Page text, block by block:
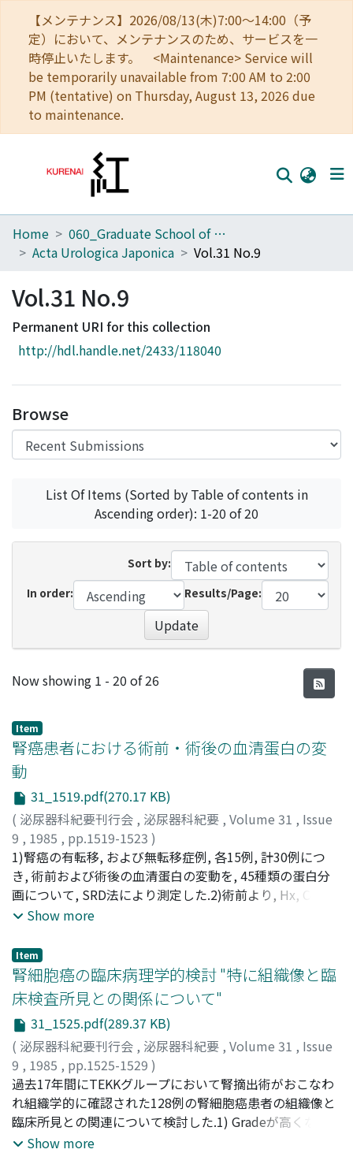
【メンテナンス】2026/08/13(木)7:00～14:00（予
定）において、メンテナンスのため、サービスを一
時停止いたします。 <Maintenance> Service will
be temporarily unavailable from 7:00 AM to 2:00
PM (tentative) on Thursday, August 13, 2026 due
to maintenance.
Home
Browse
Download Ranking
Access Statistics
Home
060_Graduate School of Medicine
Acta Urologica Japonica
Vol.31 No.9
Vol.31 No.9
Permanent URI for this collection
http://hdl.handle.net/2433/118040
Browse
List Of Items (Sorted by Table of contents in
Ascending order): 1-20 of 20
Sort by:
In order:
Results/Page:
Update
Recent Submissions
Now showing 1 - 20 of 26
Item
腎癌患者における術前・術後の血清蛋白の変
動
31_1519.pdf(270.17 KB)
( 泌尿器科紀要刊行会 , 泌尿器科紀要 , Volume 31 , Issue
9 , 1985 , pp.1519-1523 )
久住, 治男;中嶋, 和喜;西野, 昭夫;三崎, 俊光 ;右田, 俊介
HISAZUMI, Haruo;NAKAJIMA, Kazuyoshi;NISHINO,
Akio;MISAKI, Toshimitsu;MIGITA, Shunsuke
1)腎癌の有転移, および無転移症例, 各15例, 計30例につ
き, 術前および術後の血清蛋白の変動を, 45種類の蛋白分
画について, SRD法により測定した.2)術前より, Hx, C4,
C3, Znα2, ClsIの高値を示す症例には, 術後, 高率に遠隔転
α1X, α2HS, Hp, Cp, C9, C5, β2III, C3PAの高値が認められ
た.4)有転移症例では, 術後もPre, Albの減少状態が持続し
た.5)有転移症例で, Fibronectinの低下が認められたこと
により, 癌組織内でのfibrin沈着やfibrinogen代謝の亢進が
示唆された
Show more
Item
腎細胞癌の臨床病理学的検討 "特に組織像と臨
床検査所見との関係について"
31_1525.pdf(289.37 KB)
( 泌尿器科紀要刊行会 , 泌尿器科紀要 , Volume 31 , Issue
9 , 1985 , pp.1525-1529 )
米田, 文男;辻村, 玄弘;香川, 征;黒川, 一男;TEKKグループ
赤木, 郷;YONEDA, Fumio;TSUJIMURA, Haruhiro;
KAGAWA, Susumu;KUROKAWA, Kazuo;TEKK Group
AKAGI, Go
過去17年間にTEKKグループにおいて腎摘出術がおこなわ
れ組織学的に確認された128例の腎細胞癌患者の組織像と
臨床所見との関連について検討した.1) Gradeが高くなる
ほど赤沈亢進症例, CRP陽性症例が有意に増加していた.2)
Show more